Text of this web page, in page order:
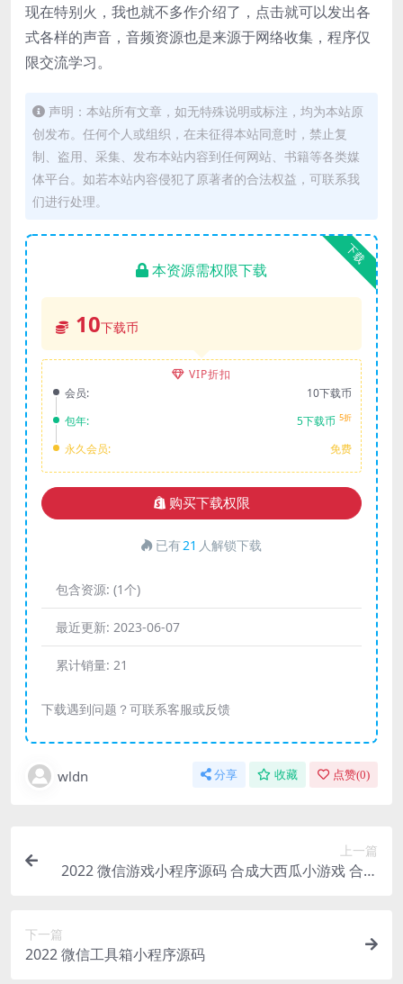
现在特别火，我也就不多作介绍了，点击就可以发出各
式各样的声音，音频资源也是来源于网络收集，程序仅
限交流学习。
声明：本站所有文章，如无特殊说明或标注，均为本站原
创发布。任何个人或组织，在未征得本站同意时，禁止复
制、盗用、采集、发布本站内容到任何网站、书籍等各类媒
体平台。如若本站内容侵犯了原著者的合法权益，可联系我
们进行处理。
下载
本资源需权限下载
10下载币
VIP折扣
会员:
10下载币
包年:
5下载币 5折
永久会员: 免费
购买下载权限
已有21 人解锁下载
包含资源: (1个)
最近更新: 2023-06-07
累计销量: 21
下载遇到问题？可联系客服或反馈
wldn 分享 收藏 点赞(0)
上一篇
2022 微信游戏小程序源码 合成大西瓜小游戏 合成
下一篇
2022 微信工具箱小程序源码